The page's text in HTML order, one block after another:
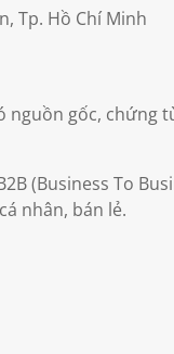
Tp. Hồ Chí Minh
nguồn gốc,
(Business To
nhân, bán lẻ.